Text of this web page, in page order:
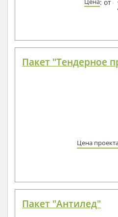
: от
Пакет "Тендерное
Цена
Пакет "Антилед"